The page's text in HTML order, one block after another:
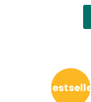
Bestseller